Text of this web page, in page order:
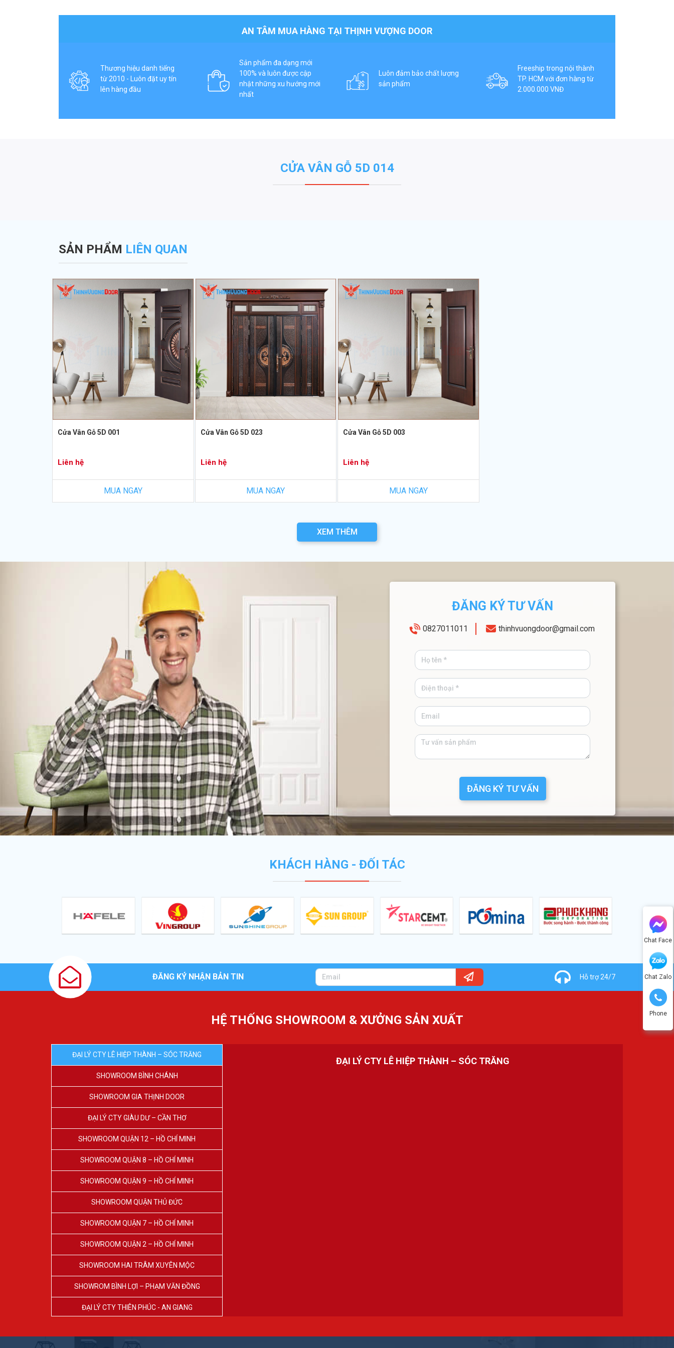
Chat Face
Chat Zalo
Phone
AN TÂM MUA HÀNG TẠI THỊNH VƯỢNG DOOR
Thương hiệu danh tiếng
từ 2010 - Luôn đặt uy tín
lên hàng đầu
Sản phẩm đa dạng mới
100% và luôn được cập
nhật những xu hướng mới
nhất
Luôn đảm bảo chất lượng
sản phẩm
Freeship trong nội thành
TP. HCM với đơn hàng từ
2.000.000 VNĐ
CỬA VÂN GỖ 5D 014
SẢN PHẨM LIÊN QUAN
Cửa Vân Gỗ 5D 001
Liên hệ
MUA NGAY
Cửa Vân Gỗ 5D 023
Liên hệ
MUA NGAY
Cửa Vân Gỗ 5D 003
Liên hệ
MUA NGAY
XEM THÊM
ĐĂNG KÝ TƯ VẤN
0827011011 thinhvuongdoor@gmail.com
ĐĂNG KÝ TƯ VẤN
KHÁCH HÀNG - ĐỐI TÁC
ĐĂNG KÝ NHẬN BẢN TIN Hỗ trợ 24/7
HỆ THỐNG SHOWROOM & XƯỞNG SẢN XUẤT
ĐẠI LÝ CTY LÊ HIỆP THÀNH – SÓC TRĂNG
SHOWROOM BÌNH CHÁNH
SHOWROOM GIA THỊNH DOOR
ĐẠI LÝ CTY GIÀU DƯ – CẦN THƠ
SHOWROOM QUẬN 12 – HỒ CHÍ MINH
SHOWROOM QUẬN 8 – HỒ CHÍ MINH
SHOWROOM QUẬN 9 – HỒ CHÍ MINH
SHOWROOM QUẬN THỦ ĐỨC
SHOWROOM QUẬN 7 – HỒ CHÍ MINH
SHOWROOM QUẬN 2 – HỒ CHÍ MINH
SHOWROOM HAI TRÂM XUYÊN MỘC
SHOWROM BÌNH LỢI – PHẠM VĂN ĐỒNG
ĐẠI LÝ CTY THIÊN PHÚC - AN GIANG
ĐẠI LÝ CTY LÊ HIỆP THÀNH – SÓC TRĂNG